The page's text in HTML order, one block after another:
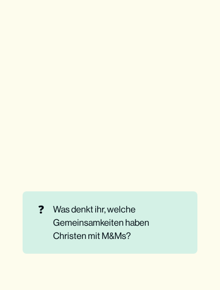
❓
Was denkt ihr, welche
Gemeinsamkeiten haben
Christen mit M&Ms?